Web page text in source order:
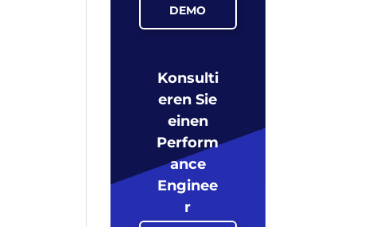
DEMO
Konsulti
eren Sie
einen
Perform
ance
Enginee
r